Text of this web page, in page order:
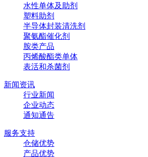
水性单体及助剂
塑料助剂
半导体封装清洗剂
聚氨酯催化剂
胺类产品
丙烯酸酯类单体
表活和杀菌剂
新闻资讯
行业新闻
企业动态
通知通告
服务支持
仓储优势
产品优势